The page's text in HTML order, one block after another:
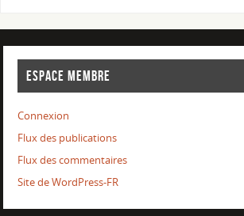
ESPACE MEMBRE
Connexion
Flux des publications
Flux des commentaires
Site de WordPress-FR